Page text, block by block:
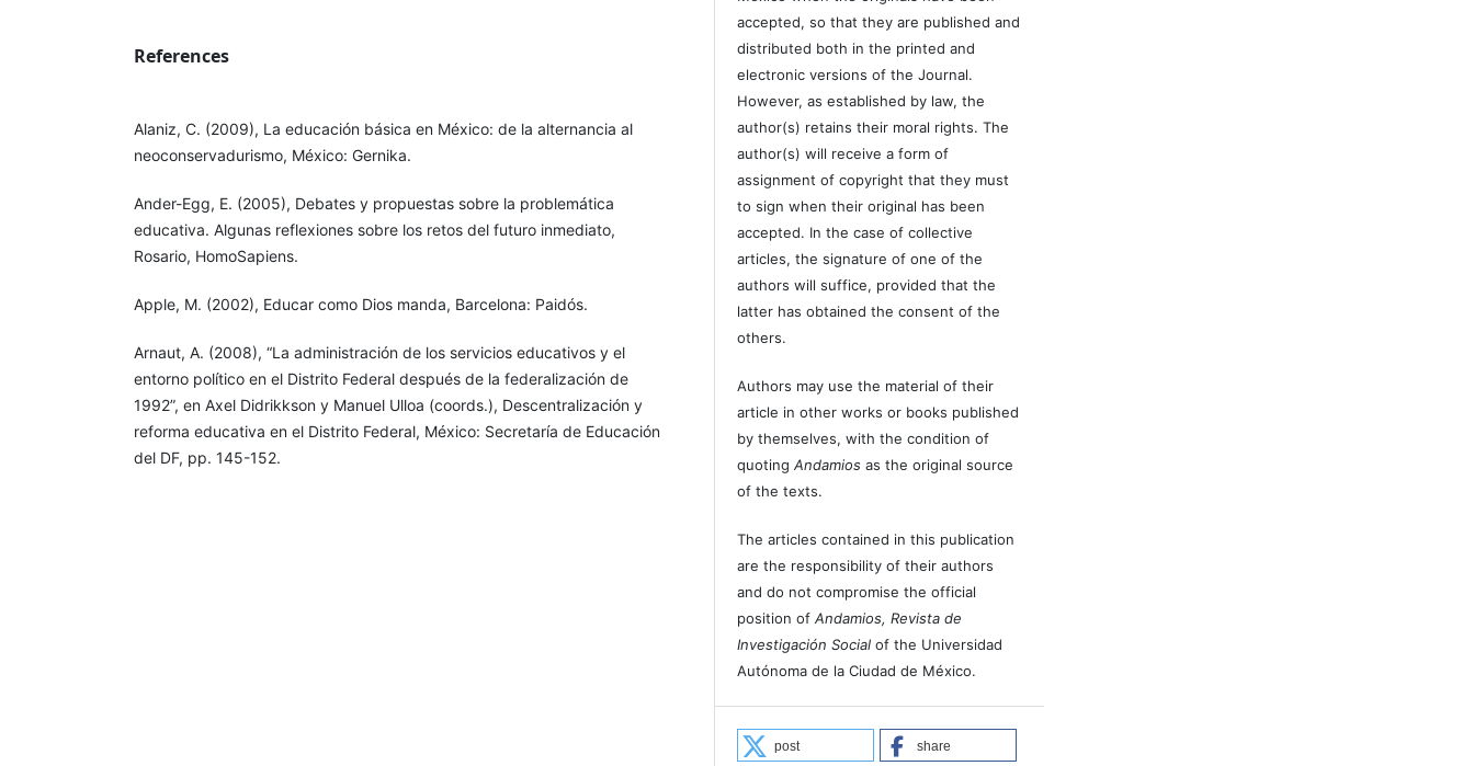
References
Alaniz, C. (2009), La educación básica en México: de la alternancia al
neoconservadurismo, México: Gernika.
Ander-Egg, E. (2005), Debates y propuestas sobre la problemática
educativa. Algunas reflexiones sobre los retos del futuro inmediato,
Rosario, HomoSapiens.
Apple, M. (2002), Educar como Dios manda, Barcelona: Paidós.
Arnaut, A. (2008), “La administración de los servicios educativos y el
entorno político en el Distrito Federal después de la federalización de
1992”, en Axel Didrikkson y Manuel Ulloa (coords.), Descentralización y
reforma educativa en el Distrito Federal, México: Secretaría de Educación
del DF, pp. 145-152.
accepted, so that they are published and
distributed both in the printed and
electronic versions of the Journal.
However, as established by law, the
author(s) retains their moral rights. The
author(s) will receive a form of
assignment of copyright that they must
to sign when their original has been
accepted. In the case of collective
articles, the signature of one of the
authors will suffice, provided that the
latter has obtained the consent of the
others.
Authors may use the material of their
article in other works or books published
by themselves, with the condition of
quotingAndamios as the original source
of the texts.
The articles contained in this publication
are the responsibility of their authors
and do not compromise the official
position ofAndamios, Revista de
Investigación Socialof the Universidad
Autónoma de la Ciudad de México.
post share